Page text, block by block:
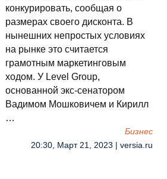
конкурировать, сообщая о
размерах своего дисконта. В
нынешних непростых условиях
на рынке это считается
грамотным маркетинговым
ходом. У Level Group,
основанной экс-сенатором
Вадимом Мошковичем и Кирилл
…
Бизнес
20:30, Март 21, 2023 | versia.ru